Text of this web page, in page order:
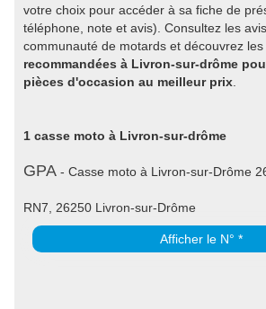
votre choix pour accéder à sa fiche de
téléphone, note et avis). Consultez les
communauté de motards et découvrez les
recommandées à Livron-sur-drôme
pièces d'occasion au meilleur prix
1 casse moto à Livron-sur-drôme
GPA - Casse moto à Livron-sur-Drôme
RN7, 26250 Livron-sur-Drôme
Afficher le N° *